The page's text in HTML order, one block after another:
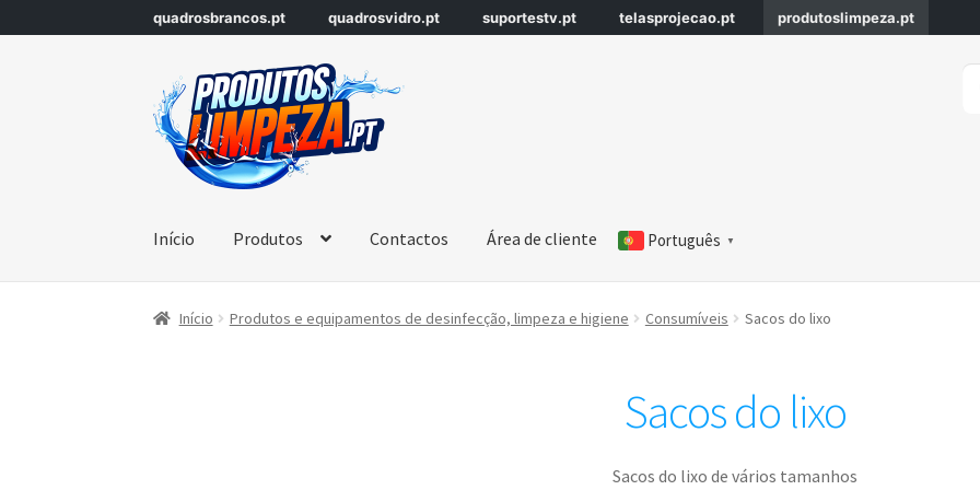
quadrosbrancos.pt quadrosvidro.pt suportestv.pt telasprojecao.pt produtoslimpeza.pt
Início Produtos Contactos Área de cliente Português ▼
Início Produtos e equipamentos de desinfecção, limpeza e higiene Consumíveis Sacos do lixo
Sacos do lixo
Sacos do lixo de vários tamanhos